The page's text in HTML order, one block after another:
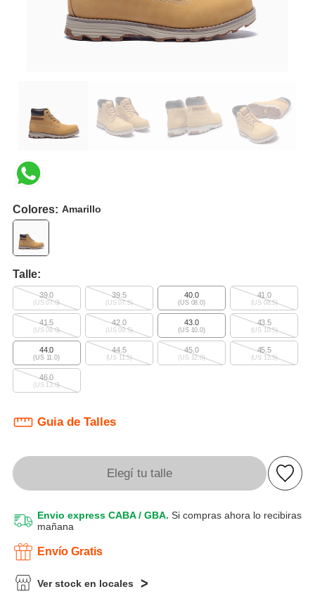
Colores: Amarillo
Talle:
39.0
(US 07.0)
39.5
(US 07.5)
40.0
(US 08.0)
41.0
(US 08.5)
41.5
(US 09.0)
42.0
(US 09.5)
43.0
(US 10.0)
43.5
(US 10.5)
44.0
(US 11.0)
44.5
(US 11.5)
45.0
(US 12.0)
45.5
(US 12.5)
46.0
(US 13.0)
Guia de Talles
Elegí tu talle
Envio express CABA / GBA. Si compras ahora lo recibiras
mañana
Envío Gratis
Ver stock en locales